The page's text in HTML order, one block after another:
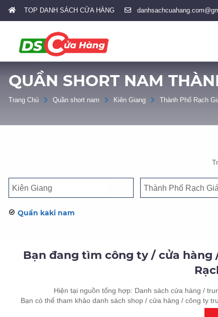
TOP DANH SÁCH CỬA HÀNG
QUẦN SHORT NAM
Trang Chủ Quần short nam Kiên Giang Thành Phố Rạch
Quần kaki nam
Bạn đang tìm công ty / cửa hàng
Hiện tại nguồn tổng hợp: Danh sách cửa hàng /
Bạn có thể tham khảo danh sách shop / cửa hàng / công ty